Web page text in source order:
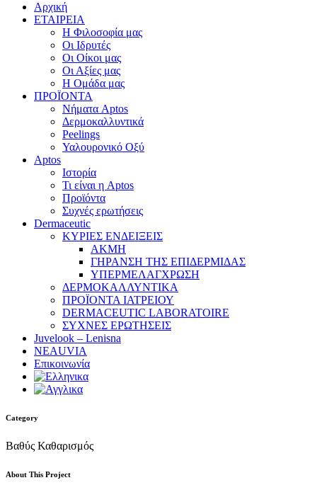
Αρχική
ΕΤΑΙΡΕΙΑ
Η Φιλοσοφία μας
Οι Ιδρυτές
Οι Οίκοι μας
Οι Αξίες μας
Η Ομάδα μας
ΠΡΟΪΟΝΤΑ
Νήματα Aptos
Δερμοκαλλυντικά
Peelings
Υαλουρονικό Οξύ
Aptos
Ιστορία
Τι είναι η Aptos
Προϊόντα
Συχνές ερωτήσεις
Dermaceutic
ΚΥΡΙΕΣ ΕΝΔΕΙΞΕΙΣ
ΑΚΜΗ
ΓΗΡΑΝΣΗ ΤΗΣ ΕΠΙΔΕΡΜΙΔΑΣ
ΥΠΕΡΜΕΛΑΓΧΡΩΣΗ
ΔΕΡΜΟΚΑΛΛΥΝΤΙΚΑ
ΠΡΟΪΟΝΤΑ ΙΑΤΡΕΙΟΥ
DERMACEUTIC LABORATOIRE
ΣΥΧΝΕΣ ΕΡΩΤΗΣΕΙΣ
Juvelook – Lenisna
NEAUVIA
Επικοινωνία
Category
Βαθύς Καθαρισμός
About This Project